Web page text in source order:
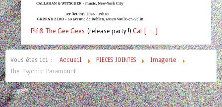
Pif& The Gee Gees (release party !) Cal [ ... ]
Vous êtes ici : Accueil PIECES JOINTES
Imagerie
The Psychic Paramount